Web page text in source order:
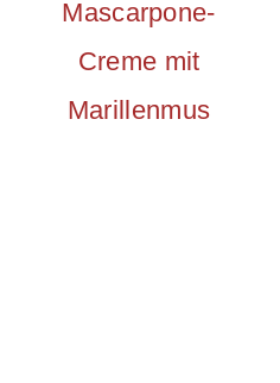
Mascarpone-
Creme mit
Marillenmus